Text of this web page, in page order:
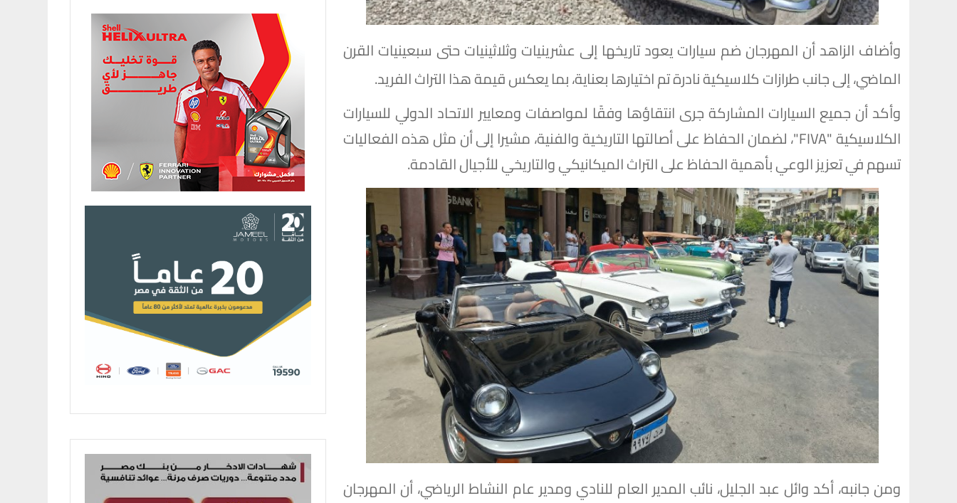
وأضاف الزاهد أن المهرجان ضم سيارات يعود تاريخها إلى عشرينيات وثلاثينيات حتى سبعينيات القرن
الماضي، إلى جانب طرازات كلاسيكية نادرة تم اختيارها بعناية، بما يعكس قيمة هذا التراث الفريد.
وأكد أن جميع السيارات المشاركة جرى انتقاؤها وفقًا لمواصفات ومعايير الاتحاد الدولي للسيارات
الكلاسيكية "FIVA"، لضمان الحفاظ على أصالتها التاريخية والفنية، مشيرا إلى أن مثل هذه الفعاليات
تسهم في تعزيز الوعي بأهمية الحفاظ على التراث الميكانيكي والتاريخي للأجيال القادمة.
ومن جانبه، أكد وائل عبد الجليل، نائب المدير العام للنادي ومدير عام النشاط الرياضي، أن المهرجان